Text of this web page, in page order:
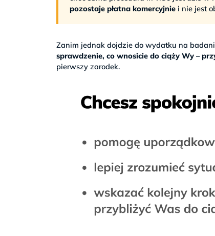
pozostaje płatna komercyjnie i nie jest
Zanim jednak dojdzie do wydatku na
sprawdzenie, co wnosicie do ciąży Wy –
pierwszy zarodek.